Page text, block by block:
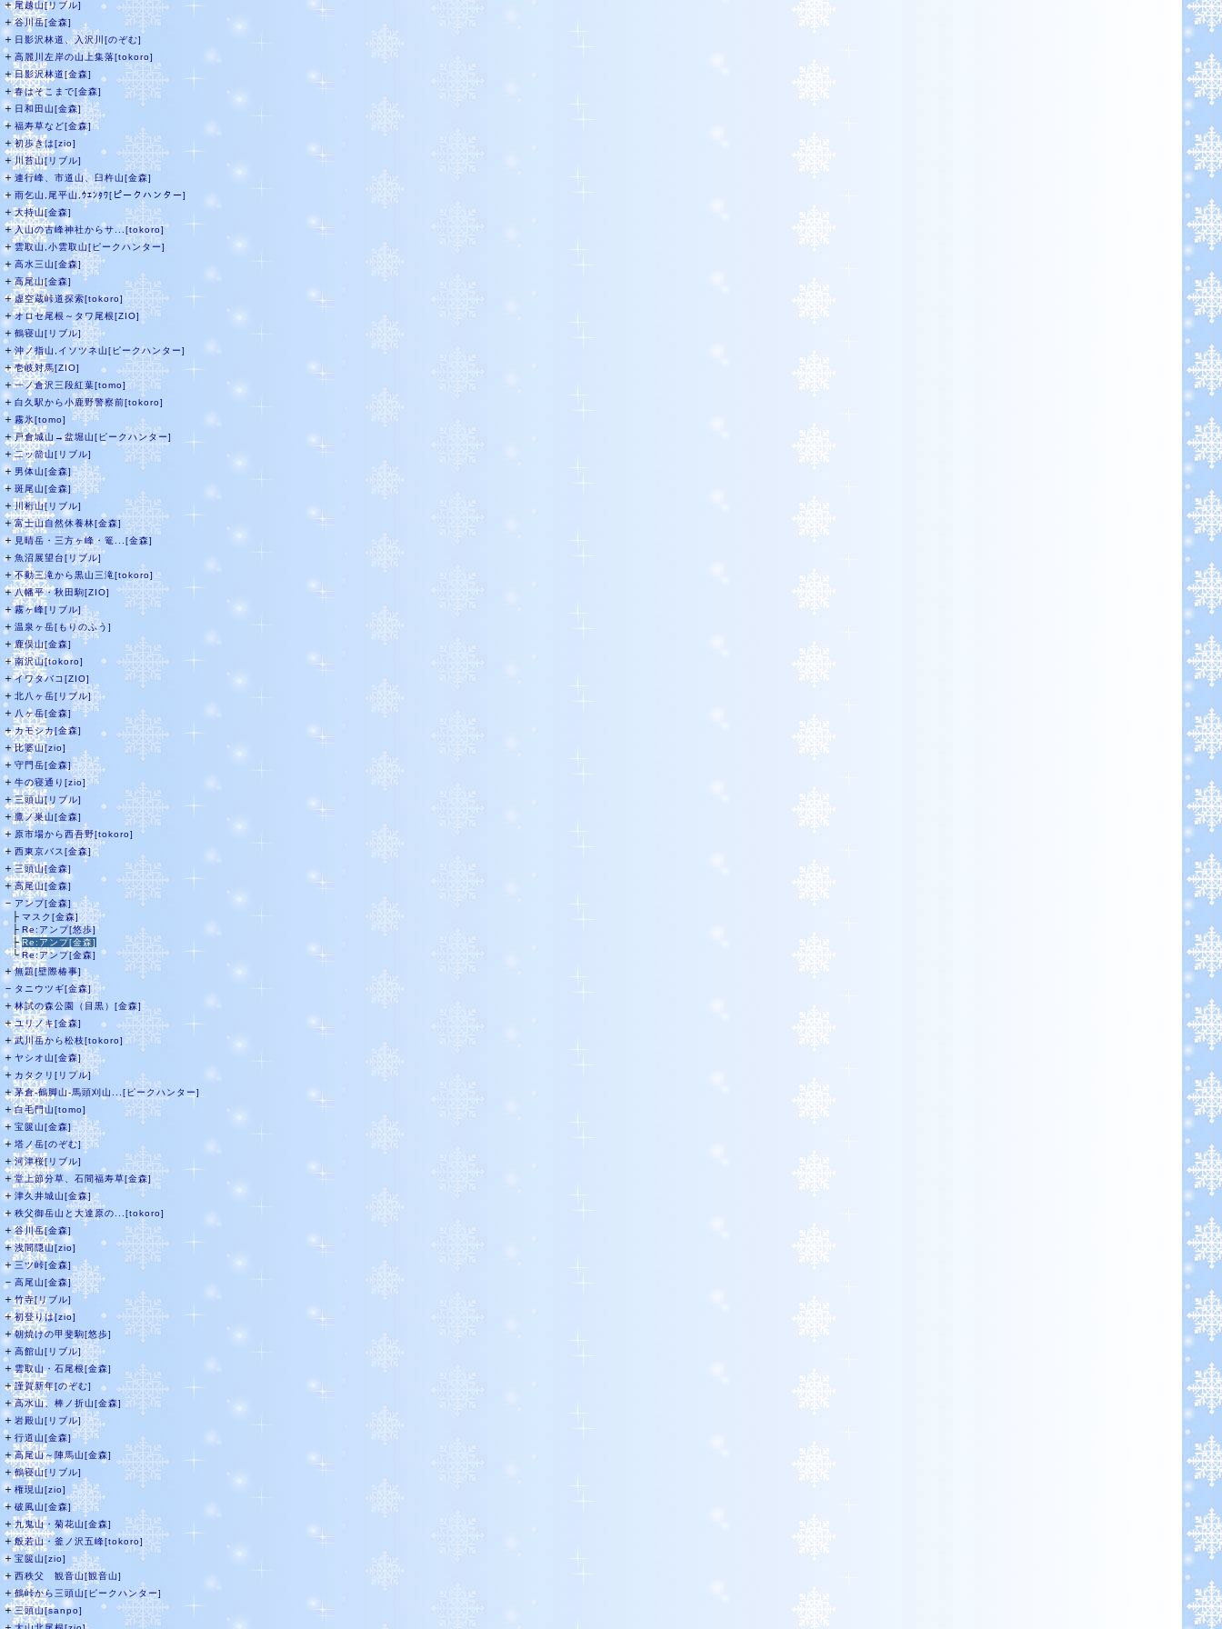
＋尾越山[リブル]
＋谷川岳[金森]
＋ 日影沢林道、入沢川[のぞむ]
＋ 高麗川左岸の山上集落[tokoro]
＋日影沢林道[金森]
＋春はそこまで[金森]
＋ 日和田山[金森]
＋ 福寿草など[金森]
＋初歩きは[zio]
＋川苔山[リブル]
＋ 連行峰、市道山、臼杵山[金森]
＋ 雨乞山,尾平山,ｳｴﾝﾀﾜ[ピークハンター]
＋大持山[金森]
＋入山の古峰神社からサ...[tokoro]
＋雲取山,小雲取山[ピークハンター]
＋ 高水三山[金森]
＋高尾山[金森]
＋虚空蔵峠道探索[tokoro]
＋オロセ尾根～タワ尾根[ZIO]
＋ 鶴寝山[リブル]
＋沖ノ指山,イソツネ山[ピークハンター]
＋壱岐対馬[ZIO]
＋一ノ倉沢三段紅葉[tomo]
＋ 白久駅から小鹿野警察前[tokoro]
＋ 霧氷[tomo]
＋戸倉城山→盆堀山[ピークハンター]
＋二ッ箭山[リブル]
＋ 男体山[金森]
＋ 斑尾山[金森]
＋川桁山[リブル]
＋富士山自然休養林[金森]
＋ 見晴岳・三方ヶ峰・篭...[金森]
＋ 魚沼展望台[リブル]
＋不動三滝から黒山三滝[tokoro]
＋八幡平・秋田駒[ZIO]
＋霧ヶ峰[リブル]
＋ 温泉ヶ岳[もりのふう]
＋鹿俣山[金森]
＋南沢山[tokoro]
＋イワタバコ[ZIO]
＋ 北八ヶ岳[リブル]
＋ 八ヶ岳[金森]
＋カモシカ[金森]
＋比婆山[zio]
＋ 守門岳[金森]
＋ 牛の寝通り[zio]
＋三頭山[リブル]
＋鷹ノ巣山[金森]
＋ 原市場から西吾野[tokoro]
＋ 西東京バス[金森]
＋三頭山[金森]
＋高尾山[金森]
－ アンプ[金森]
├ マスク[金森]
├ Re:アンプ[悠歩]
├Re:アンプ[金森]
└Re:アンプ[金森]
＋無題[壁際椿事]
－ タニウツギ[金森]
＋林試の森公園（目黒）[金森]
＋ユリノキ[金森]
＋武川岳から松枝[tokoro]
＋ ヤシオ山[金森]
＋ カタクリ[リプル]
＋茅倉-鶴脚山-馬頭刈山...[ピークハンター]
＋白毛門山[tomo]
＋ 宝篋山[金森]
＋ 塔ノ岳[のぞむ]
＋河津桜[リブル]
＋堂上節分草、石間福寿草[金森]
＋ 津久井城山[金森]
＋ 秩父御岳山と大達原の...[tokoro]
＋谷川岳[金森]
＋浅間隠山[zio]
＋三ツ峠[金森]
－ 高尾山[金森]
＋竹寺[リブル]
＋初登りは[zio]
＋朝焼けの甲斐駒[悠歩]
＋ 高館山[リブル]
＋雲取山・石尾根[金森]
＋謹賀新年[のぞむ]
＋高水山、棒ノ折山[金森]
＋ 岩殿山[リブル]
＋ 行道山[金森]
＋高尾山～陣馬山[金森]
＋鶴寝山[リブル]
＋ 権現山[zio]
＋ 破風山[金森]
＋九鬼山・菊花山[金森]
＋般若山・釜ノ沢五峰[tokoro]
＋ 宝篋山[zio]
＋ 西秩父 観音山[観音山]
＋鶴峠から三頭山[ピークハンター]
＋三頭山[sanpo]